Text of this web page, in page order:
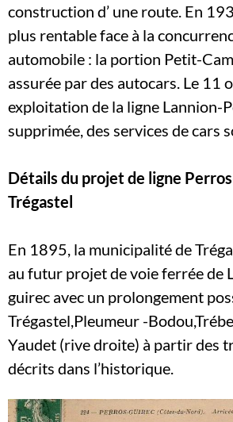
construction d’ une route. En
plus rentable face à la
automobile : la portion Petit-
assurée par des autocars. Le 11
exploitation de la ligne Lannion-
supprimée, des services de cars
Détails du projet de ligne
Trégastel
En 1895, la municipalité de
au futur projet de voie ferrée de
guirec avec un prolongement
Trégastel,Pleumeur -
Yaudet (rive droite) à partir des
décrits dans l’historique.